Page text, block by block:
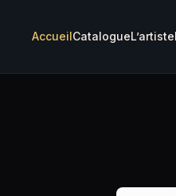
AccueilCatalogueL’artiste